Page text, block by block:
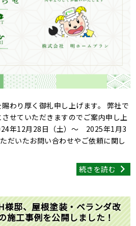
わり厚く御礼申し上げます。 弊社で
せていただきますのでご案内申し上
年12月28日（土）～ 2025年1月3
だいたお問い合わせやご依頼に関し
続きを読む
様邸、屋根塗装・ベランダ改
施工事例を公開しました！